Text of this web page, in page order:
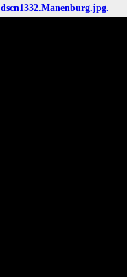
dscn1332.Manenburg.jpg.